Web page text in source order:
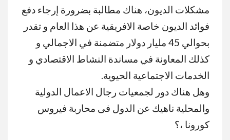
مشكلات الديون، هناك مطالبة بضرورة إرجاء دفع
فوائد الديون خاصة الافريقية عن هذا العام و تقدر
بحوالي 45 مليار دولار متضمنة في الاجمالي و
كذلك المعاونة في مساندة النشاط الاقتصادي و
الخدمات الاجتماعية الحيوية.
وهل هناك دور لجمعيات رجال الاعمال الدولية
والمحلية ناهيك عن الدول فى محاربة فيروس
كورونا ،؟